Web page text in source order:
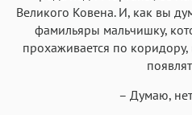
Великого Ковена. И, как вы
фамильяры мальчишку,
прохаживается по
– Думаю,